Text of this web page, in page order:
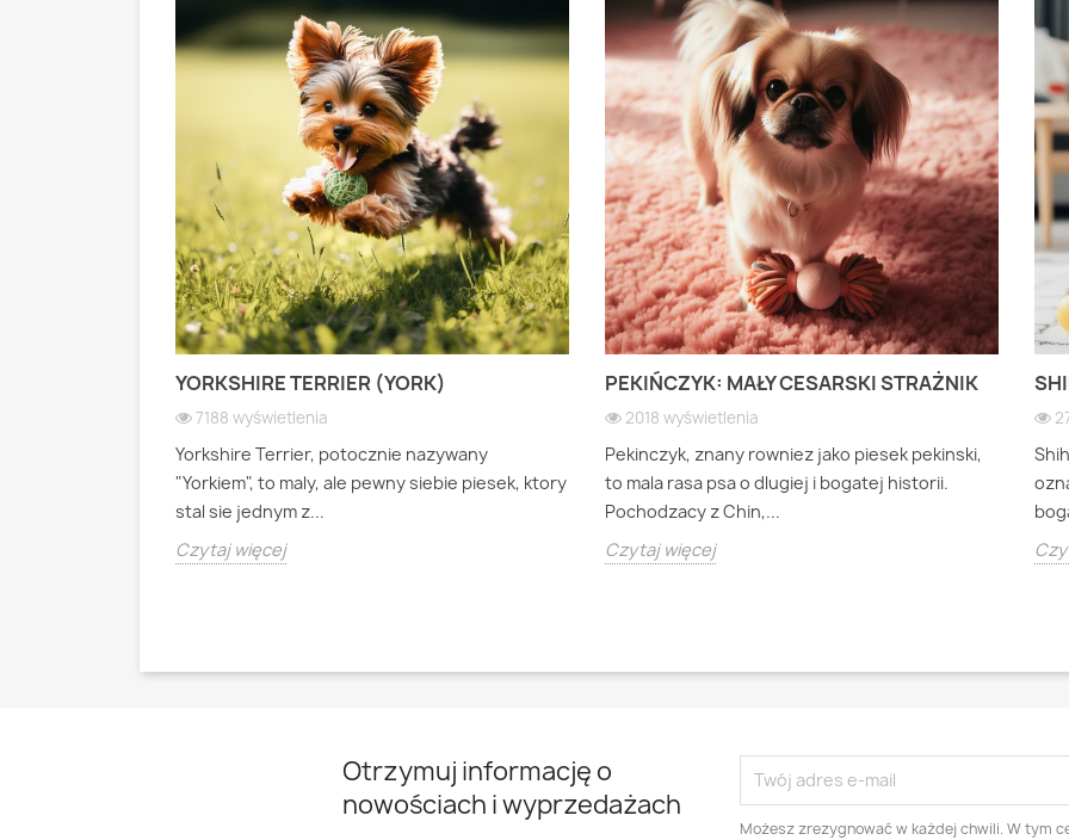
YORKSHIRE TERRIER (YORK)
7188 wyświetlenia
Yorkshire Terrier, potocznie nazywany
"Yorkiem", to maly, ale pewny siebie piesek, ktory
stal sie jednym z...
Czytaj więcej
PEKIŃCZYK: MAŁY CESARSKI STRAŻNIK
2018 wyświetlenia
Pekinczyk, znany rowniez jako piesek pekinski,
to mala rasa psa o dlugiej i bogatej historii.
Pochodzacy z Chin,...
Czytaj więcej
Otrzymuj informację o
nowościach i wyprzedażach
Możesz zrezygnować w każdej chwili. W tym